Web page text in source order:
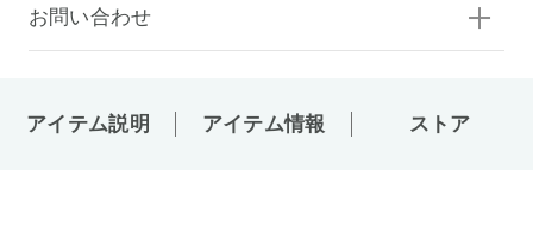
お問い合わせ
アイテム説明 アイテム情報 ストア